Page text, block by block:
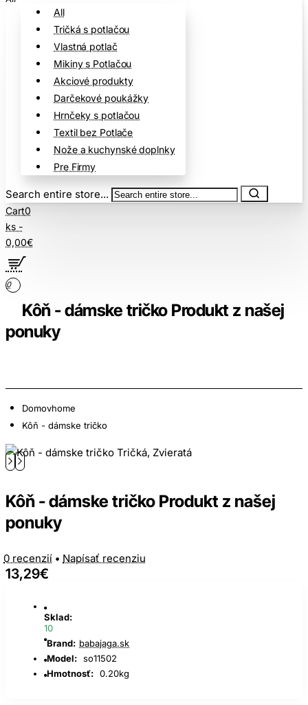
All
Tričká s potlačou
Vlastná potlač
Mikiny s Potlačou
Akciové produkty
Darčekové poukážky
Hrnčeky s potlačou
Textil bez Potlače
Nože a kuchynské doplnky
Pre Firmy
Search entire store...
Cart0
ks -
0,00€
0
Kôň - dámske tričko Produkt z našej
ponuky
Domovhome
Kôň - dámske tričko
Kôň - dámske tričko Produkt z našej
ponuky
0 recenzií • Napísať recenziu
13,29€
Sklad:
10
Brand: babajaga.sk
Model: so11502
Hmotnosť: 0.20kg